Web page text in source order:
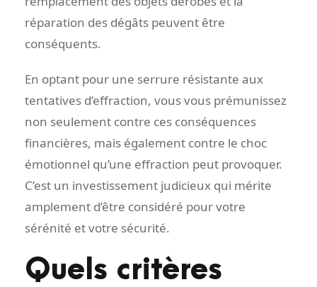
réparation des dégâts peuvent être
conséquents.
En optant pour une serrure résistante aux
tentatives d’effraction, vous vous prémunissez
non seulement contre ces conséquences
financières, mais également contre le choc
émotionnel qu’une effraction peut provoquer.
C’est un investissement judicieux qui mérite
amplement d’être considéré pour votre
sérénité et votre sécurité.
Quels critères